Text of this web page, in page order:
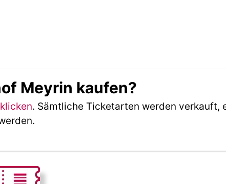
Meyrin kaufen?
. Sämtliche Ticketarten werden verkauft,